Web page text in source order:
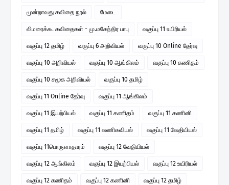
மூன்றாவது கவிதை நூல் மேடை
லிமரைக்கூ கவிதைகள் - மு.மகேந்திர பாபு வகுப்பு 11 உயிரியல்
வகுப்பு 12 தமிழ் வகுப்பு 6 அறிவியல் வகுப்பு 10 Online தேர்வு
வகுப்பு 10 அறிவியல் வகுப்பு 10 ஆங்கிலம் வகுப்பு 10 கணிதம்
வகுப்பு 10 சமூக அறிவியல் வகுப்பு 10 தமிழ்
வகுப்பு 11 Online தேர்வு வகுப்பு 11 ஆங்கிலம்
வகுப்பு 11 இயற்பியல் வகுப்பு 11 கணிதம் வகுப்பு 11 கணினி
வகுப்பு 11 தமிழ் வகுப்பு 11 வணிகவியல் வகுப்பு 11 வேதியியல்
வகுப்பு 11பொருளாதாரம் வகுப்பு 12 வேதியியல்
வகுப்பு 12 ஆங்கிலம் வகுப்பு 12 இயற்பியல் வகுப்பு 12 உயிரியல்
வகுப்பு 12 கணிதம் வகுப்பு 12 கணினி வகுப்பு 12 தமிழ்